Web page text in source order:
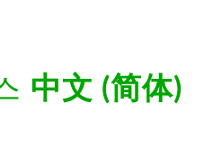
中文 (简体)